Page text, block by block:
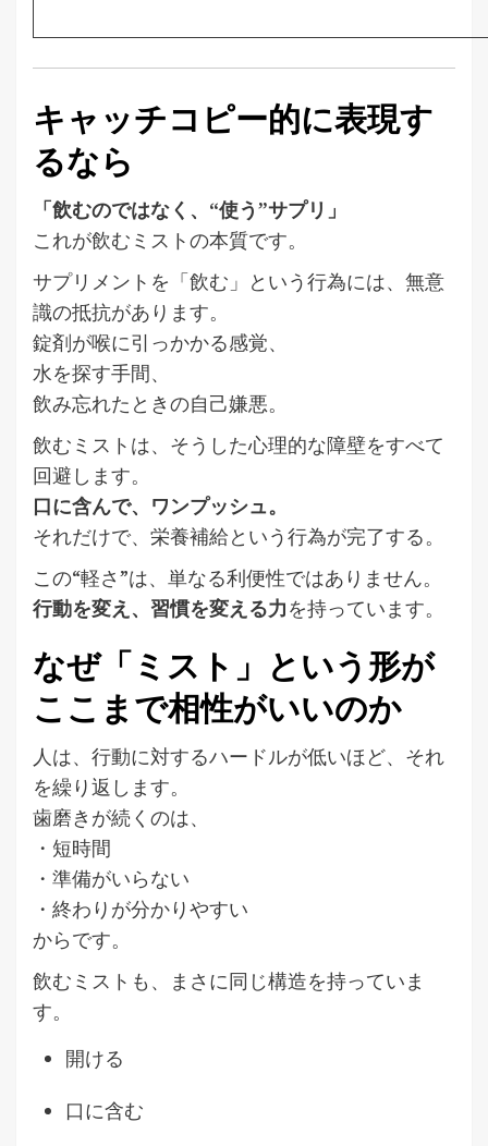
キャッチコピー的に表現す
るなら
「飲むのではなく、“使う”サプリ」
これが飲むミストの本質です。
サプリメントを「飲む」という行為には、無意
識の抵抗があります。
錠剤が喉に引っかかる感覚、
水を探す手間、
飲み忘れたときの自己嫌悪。
飲むミストは、そうした心理的な障壁をすべて
回避します。
口に含んで、ワンプッシュ。
それだけで、栄養補給という行為が完了する。
この“軽さ”は、単なる利便性ではありません。
行動を変え、習慣を変える力を持っています。
なぜ「ミスト」という形が
ここまで相性がいいのか
人は、行動に対するハードルが低いほど、それ
を繰り返します。
歯磨きが続くのは、
・短時間
・準備がいらない
・終わりが分かりやすい
からです。
飲むミストも、まさに同じ構造を持っていま
す。
開ける
口に含む